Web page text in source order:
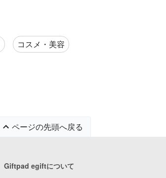
コスメ・美容
ページの先頭へ戻る
Giftpad egiftについて